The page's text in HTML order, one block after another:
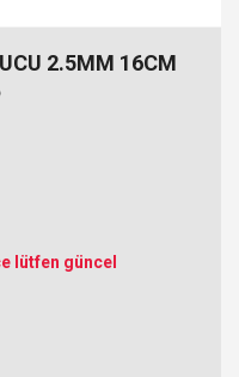
2.5MM 16CM
lütfen güncel